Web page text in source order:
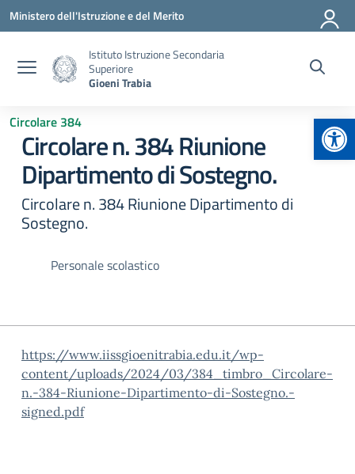
Vai ai contenuti
Vai al menu di navigazione
Vai al footer
Ministero dell'Istruzione e del Merito
Istituto Istruzione Secondaria
Superiore
Gioeni Trabia
Circolare 384
Circolare n. 384 Riunione
Dipartimento di Sostegno.
Circolare n. 384 Riunione Dipartimento di
Sostegno.
Personale scolastico
https://www.iissgioenitrabia.edu.it/wp-
content/uploads/2024/03/384_timbro_Circolare-
n.-384-Riunione-Dipartimento-di-Sostegno.-
signed.pdf